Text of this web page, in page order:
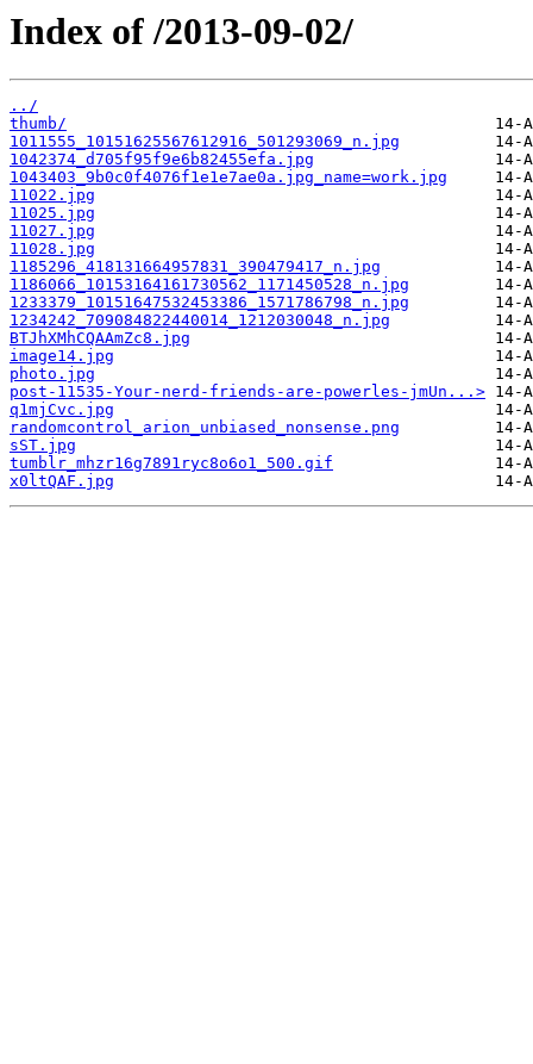
Index of /2013-09-02/
../
thumb/
1011555_10151625567612916_501293069_n.jpg
1042374_d705f95f9e6b82455efa.jpg
1043403_9b0c0f4076f1e1e7ae0a.jpg_name=work.jpg
11022.jpg
11025.jpg
11027.jpg
11028.jpg
1185296_418131664957831_390479417_n.jpg
1186066_10153164161730562_1171450528_n.jpg
1233379_10151647532453386_1571786798_n.jpg
1234242_709084822440014_1212030048_n.jpg
BTJhXMhCQAAmZc8.jpg
image14.jpg
photo.jpg
post-11535-Your-nerd-friends-are-powerles-jmUn...>
q1mjCvc.jpg
randomcontrol_arion_unbiased_nonsense.png
sST.jpg
tumblr_mhzr16g7891ryc8o6o1_500.gif
x0ltQAF.jpg